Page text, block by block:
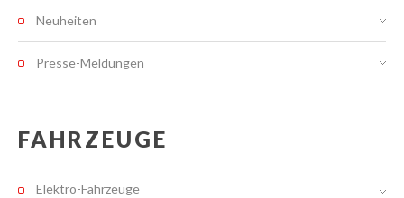
Neuheiten
Presse-Meldungen
FAHRZEUGE
Elektro-Fahrzeuge